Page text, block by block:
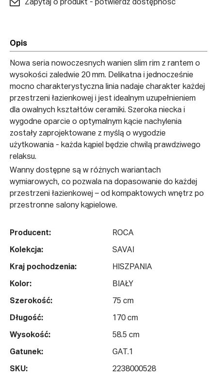
Zapytaj o produkt - potwierdź dostępność
Opis
Nowa seria nowoczesnych wanien slim rim z rantem o
wysokości zaledwie 20 mm. Delikatna i jednocześnie
mocno charakterystyczna linia nadaje charakter każdej
przestrzeni łazienkowej i jest idealnym uzupełnieniem
dla owalnych kształtów ceramiki. Szeroka niecka i
wygodne oparcie o optymalnym kącie nachylenia
zostały zaprojektowane z myślą o wygodzie
użytkowania - każda kąpiel będzie chwilą prawdziwego
relaksu.
Wanny dostępne są w różnych wariantach
wymiarowych, co pozwala na dopasowanie do każdej
przestrzeni łazienkowej – od kompaktowych wnętrz po
przestronne salony kąpielowe.
Producent: ROCA
Kolekcja: SAVAI
Kraj pochodzenia: HISZPANIA
Kolor: BIAŁY
Szerokość: 75 cm
Długość: 170 cm
Wysokość: 58.5 cm
Gatunek: GAT.1
SKU: 2238000528